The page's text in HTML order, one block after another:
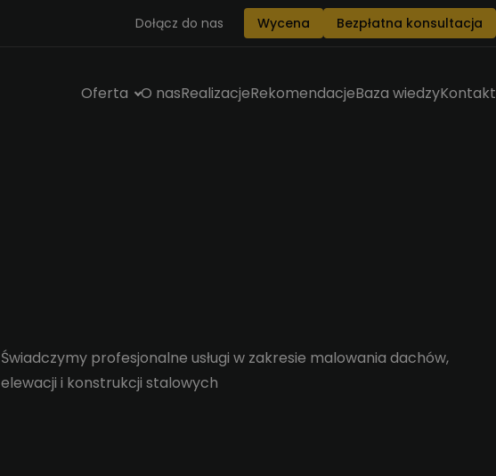
Dołącz do nas Wycena Bezpłatna konsultacja
Oferta O nasRealizacjeRekomendacjeBaza wiedzyKontakt
Świadczymy profesjonalne usługi w zakresie malowania dachów,
elewacji i konstrukcji stalowych